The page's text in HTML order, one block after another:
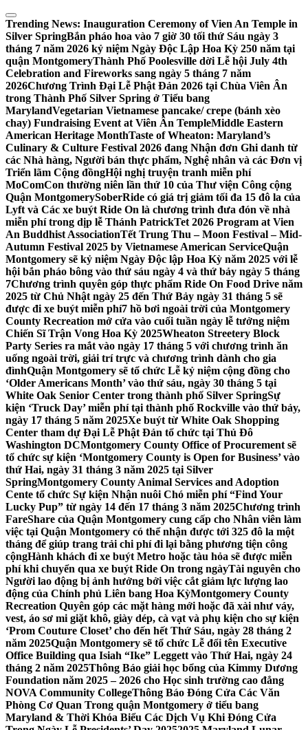
Skip
to
content
Trending News: Inauguration Ceremony of Vien An Temple in
Silver SpringBắn pháo hoa vào 7 giờ 30 tối thứ Sáu ngày 3
tháng 7 năm 2026 kỷ niệm Ngày Độc Lập Hoa Kỳ 250 năm tại
quận MontgomeryThành Phố Poolesville dời Lễ hội July 4th
Celebration and Fireworks sang ngày 5 tháng 7 năm
2026Chương Trình Đại Lễ Phật Đản 2026 tại Chùa Viên Ân
trong Thành Phố Silver Spring ở Tiểu bang
MarylandVegetarian Vietnamese pancake/ crepe (bánh xèo
chay) Fundraising Event at Viên Ân TempleMiddle Eastern
American Heritage MonthTaste of Wheaton: Maryland’s
Culinary & Culture Festival 2026 đang Nhận đơn Ghi danh từ
các Nhà hàng, Người bán thực phẩm, Nghệ nhân và các Đơn vị
Triển lãm Cộng đồngHội nghị truyện tranh miễn phí
MoComCon thường niên lần thứ 10 của Thư viện Công cộng
Quận MontgomerySoberRide có giá trị giảm tối đa 15 đô la của
Lyft và Các xe buýt Ride On là chương trình đưa đón về nhà
miễn phí trong dịp lễ Thánh PatrickTet 2026 Program at Vien
An Buddhist AssociationTết Trung Thu – Moon Festival – Mid-
Autumn Festival 2025 by Vietnamese American ServiceQuận
Montgomery sẽ kỷ niệm Ngày Độc lập Hoa Kỳ năm 2025 với lễ
hội bắn pháo bông vào thứ sáu ngày 4 và thứ bảy ngày 5 tháng
7Chương trình quyên góp thực phẩm Ride On Food Drive năm
2025 từ Chủ Nhật ngày 25 đến Thứ Bảy ngày 31 tháng 5 sẽ
được đi xe buýt miễn phí7 hồ bơi ngoài trời của Montgomery
County Recreation mở cửa vào cuối tuần ngày lễ tưởng niệm
Chiến Sĩ Trận Vong Hoa Kỳ 2025Wheaton Streetery Block
Party Series ra mắt vào ngày 17 tháng 5 với chương trình ăn
uống ngoài trời, giải trí trực và chương trình dành cho gia
đìnhQuận Montgomery sẽ tổ chức Lễ kỷ niệm cộng đồng cho
‘Older Americans Month’ vào thứ sáu, ngày 30 tháng 5 tại
White Oak Senior Center trong thành phố Silver SpringSự
kiện ‘Truck Day’ miễn phí tại thành phố Rockville vào thứ bảy,
ngày 17 tháng 5 năm 2025Xe buýt từ White Oak Shopping
Center tham dự Đại Lễ Phật Đản tổ chức tại Thủ Đô
Washington DCMontgomery County Office of Procurement sẽ
tổ chức sự kiện ‘Montgomery County is Open for Business’ vào
thứ Hai, ngày 31 tháng 3 năm 2025 tại Silver
SpringMontgomery County Animal Services and Adoption
Cente tổ chức Sự kiện Nhận nuôi Chó miễn phí “Find Your
Lucky Pup” từ ngày 14 đến 17 tháng 3 năm 2025Chương trình
FareShare của Quận Montgomery cung cấp cho Nhân viên làm
việc tại Quận Montgomery có thể nhận được tới 325 đô la một
tháng để giúp trang trải chi phí đi lại bằng phương tiện công
cộngHành khách đi xe buýt Metro hoặc tàu hỏa sẽ được miễn
phí khi chuyển qua xe buýt Ride On trong ngàyTài nguyên cho
Người lao động bị ảnh hưởng bởi việc cắt giảm lực lượng lao
động của Chính phủ Liên bang Hoa KỳMontgomery County
Recreation Quyên góp các mặt hàng mới hoặc đã xài như váy,
vest, áo sơ mi giặt khô, giày dép, cà vạt và phụ kiện cho sự kiện
‘Prom Couture Closet’ cho đến hết Thứ Sáu, ngày 28 tháng 2
năm 2025Quận Montgomery sẽ tổ chức Lễ đổi tên Executive
Office Building qua Isiah “Ike” Leggett vào Thứ Hai, ngày 24
tháng 2 năm 2025Thông Báo giải học bổng của Kimmy Dương
Foundation năm 2025 – 2026 cho Học sinh trường cao đẳng
NOVA Community CollegeThông Báo Đóng Cửa Các Văn
Phòng Cơ Quan Trong quận Montgomery ở tiểu bang
Maryland & Thời Khóa Biểu Các Dịch Vụ Khi Đóng Cửa